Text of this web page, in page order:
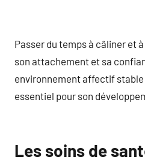
Passer du temps à câliner et
son attachement et sa
environnement affectif
essentiel pour son
Les soins de